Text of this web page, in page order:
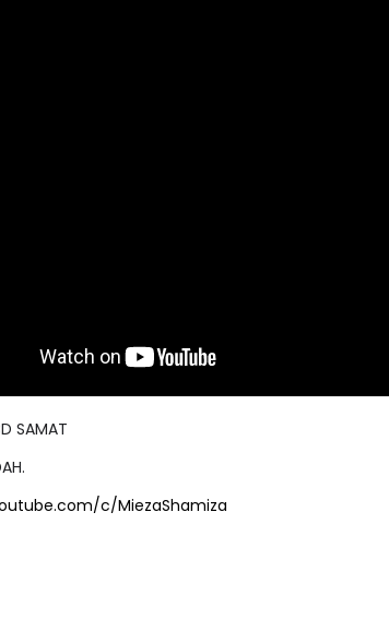
SAMAT
c/MiezaShamiza
DIGITAL GURU
DIGITAL
DUNIA
FLeP) 2026